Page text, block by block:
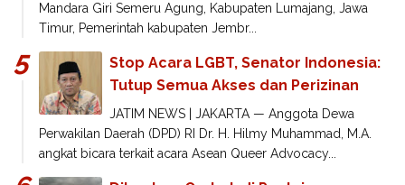
Mandara Giri Semeru Agung, Kabupaten Lumajang, Jawa
Timur, Pemerintah kabupaten Jembr...
Stop Acara LGBT, Senator Indonesia:
Tutup Semua Akses dan Perizinan
JATIM NEWS | JAKARTA — Anggota Dewa
Perwakilan Daerah (DPD) RI Dr. H. Hilmy Muhammad, M.A.
angkat bicara terkait acara Asean Queer Advocacy...